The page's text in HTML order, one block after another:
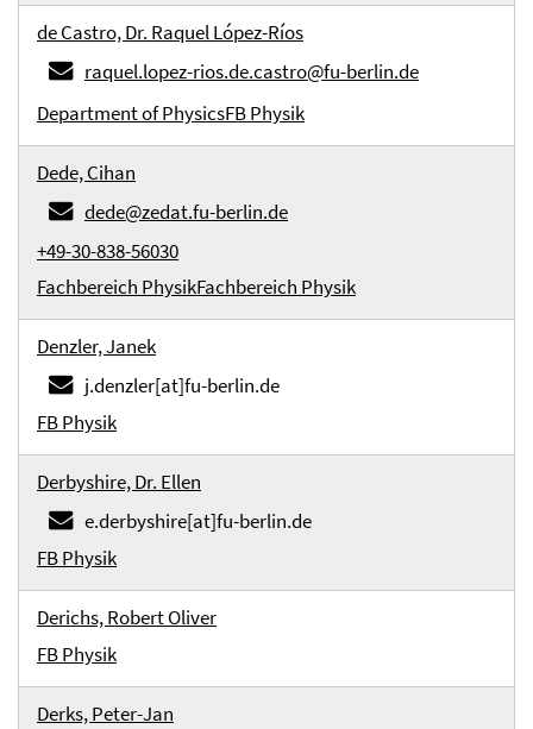
de Castro, Dr. Raquel López-Ríos
raquel.lopez-rios.de.castro@fu-berlin.de
Department of PhysicsFB Physik
Dede, Cihan
dede@zedat.fu-berlin.de
+49-30-838-56030
Fachbereich PhysikFachbereich Physik
Denzler, Janek
j.denzler[at]fu-berlin.de
FB Physik
Derbyshire, Dr. Ellen
e.derbyshire[at]fu-berlin.de
FB Physik
Derichs, Robert Oliver
FB Physik
Derks, Peter-Jan